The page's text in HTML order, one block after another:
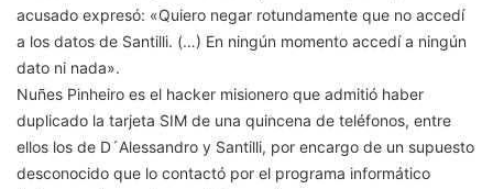
acusado expresó: «Quiero negar rotundamente que no accedí
a los datos de Santilli. (…) En ningún momento accedí a ningún
dato ni nada».
Nuñes Pinheiro es el hacker misionero que admitió haber
duplicado la tarjeta SIM de una quincena de teléfonos, entre
ellos los de D´Alessandro y Santilli, por encargo de un supuesto
desconocido que lo contactó por el programa informático